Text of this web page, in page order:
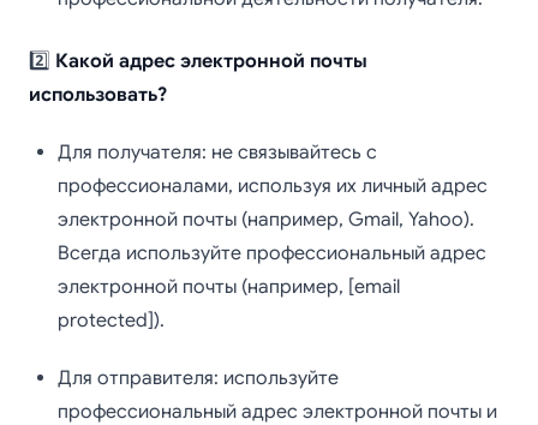
2️⃣ Какой адрес электронной почты
использовать?
Для получателя: не связывайтесь с
профессионалами, используя их личный адрес
электронной почты (например, Gmail, Yahoo).
Всегда используйте профессиональный адрес
электронной почты (например, [email
protected]).
Для отправителя: используйте
профессиональный адрес электронной почты и